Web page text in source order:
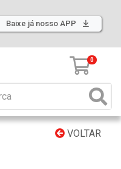
Baixe já nosso APP
0
VOLTAR